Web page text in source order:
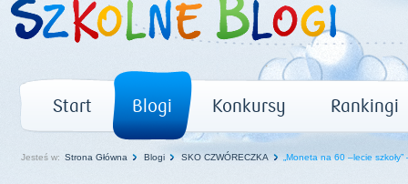
Start Blogi Konkursy Rankingi
Jesteś w: Strona Główna Blogi SKO CZWÓRECZKA „Moneta na 60 –lecie